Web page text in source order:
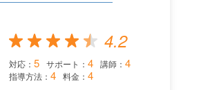
4.2
対応： 5 サポート： 4 講師： 4
指導方法： 4 料金： 4